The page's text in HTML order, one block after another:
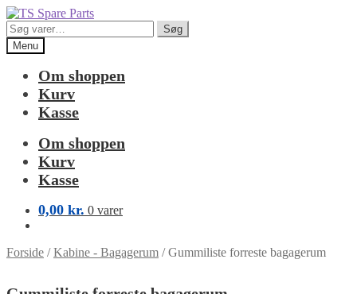
Spring
til
navigation
Spring
til
indhold
Søg
efter:
Søg
Menu
Om shoppen
Kurv
Kasse
Om shoppen
Kurv
Kasse
0,00 kr. 0 varer
Forside /Kabine - Bagagerum /Gummiliste forreste bagagerum